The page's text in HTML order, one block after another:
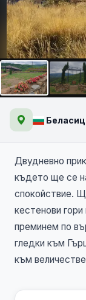
връх
Двудневно
където ще се
спокойствие.
кестенови
преминем по
гледки към
към